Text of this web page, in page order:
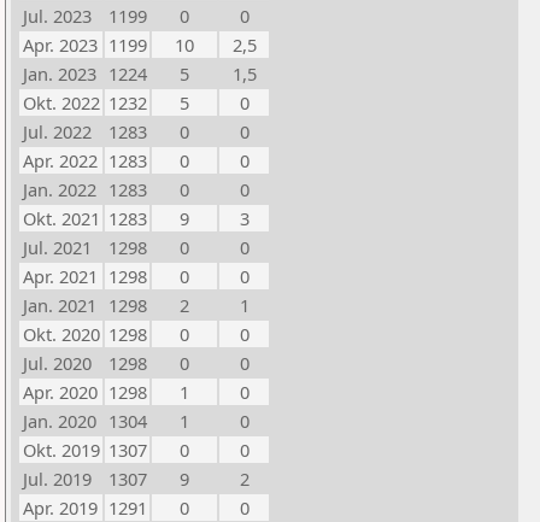
Jul. 2023
1199 0
0
Apr. 2023 1199 10
2,5
Jan. 2023 1224 5
1,5
Okt. 2022 1232 5
0
Jul. 2022
1283 0
0
Apr. 2022 1283 0
0
Jan. 2022 1283 0
0
Okt. 2021 1283 9
3
Jul. 2021
1298 0
0
Apr. 2021 1298 0
0
Jan. 2021
1298 2
1
Okt. 2020 1298 0
0
Jul. 2020
1298 0
0
Apr. 2020 1298 1
0
Jan. 2020 1304 1
0
Okt. 2019 1307 0
0
Jul. 2019
1307 9
2
Apr. 2019 1291 0
0